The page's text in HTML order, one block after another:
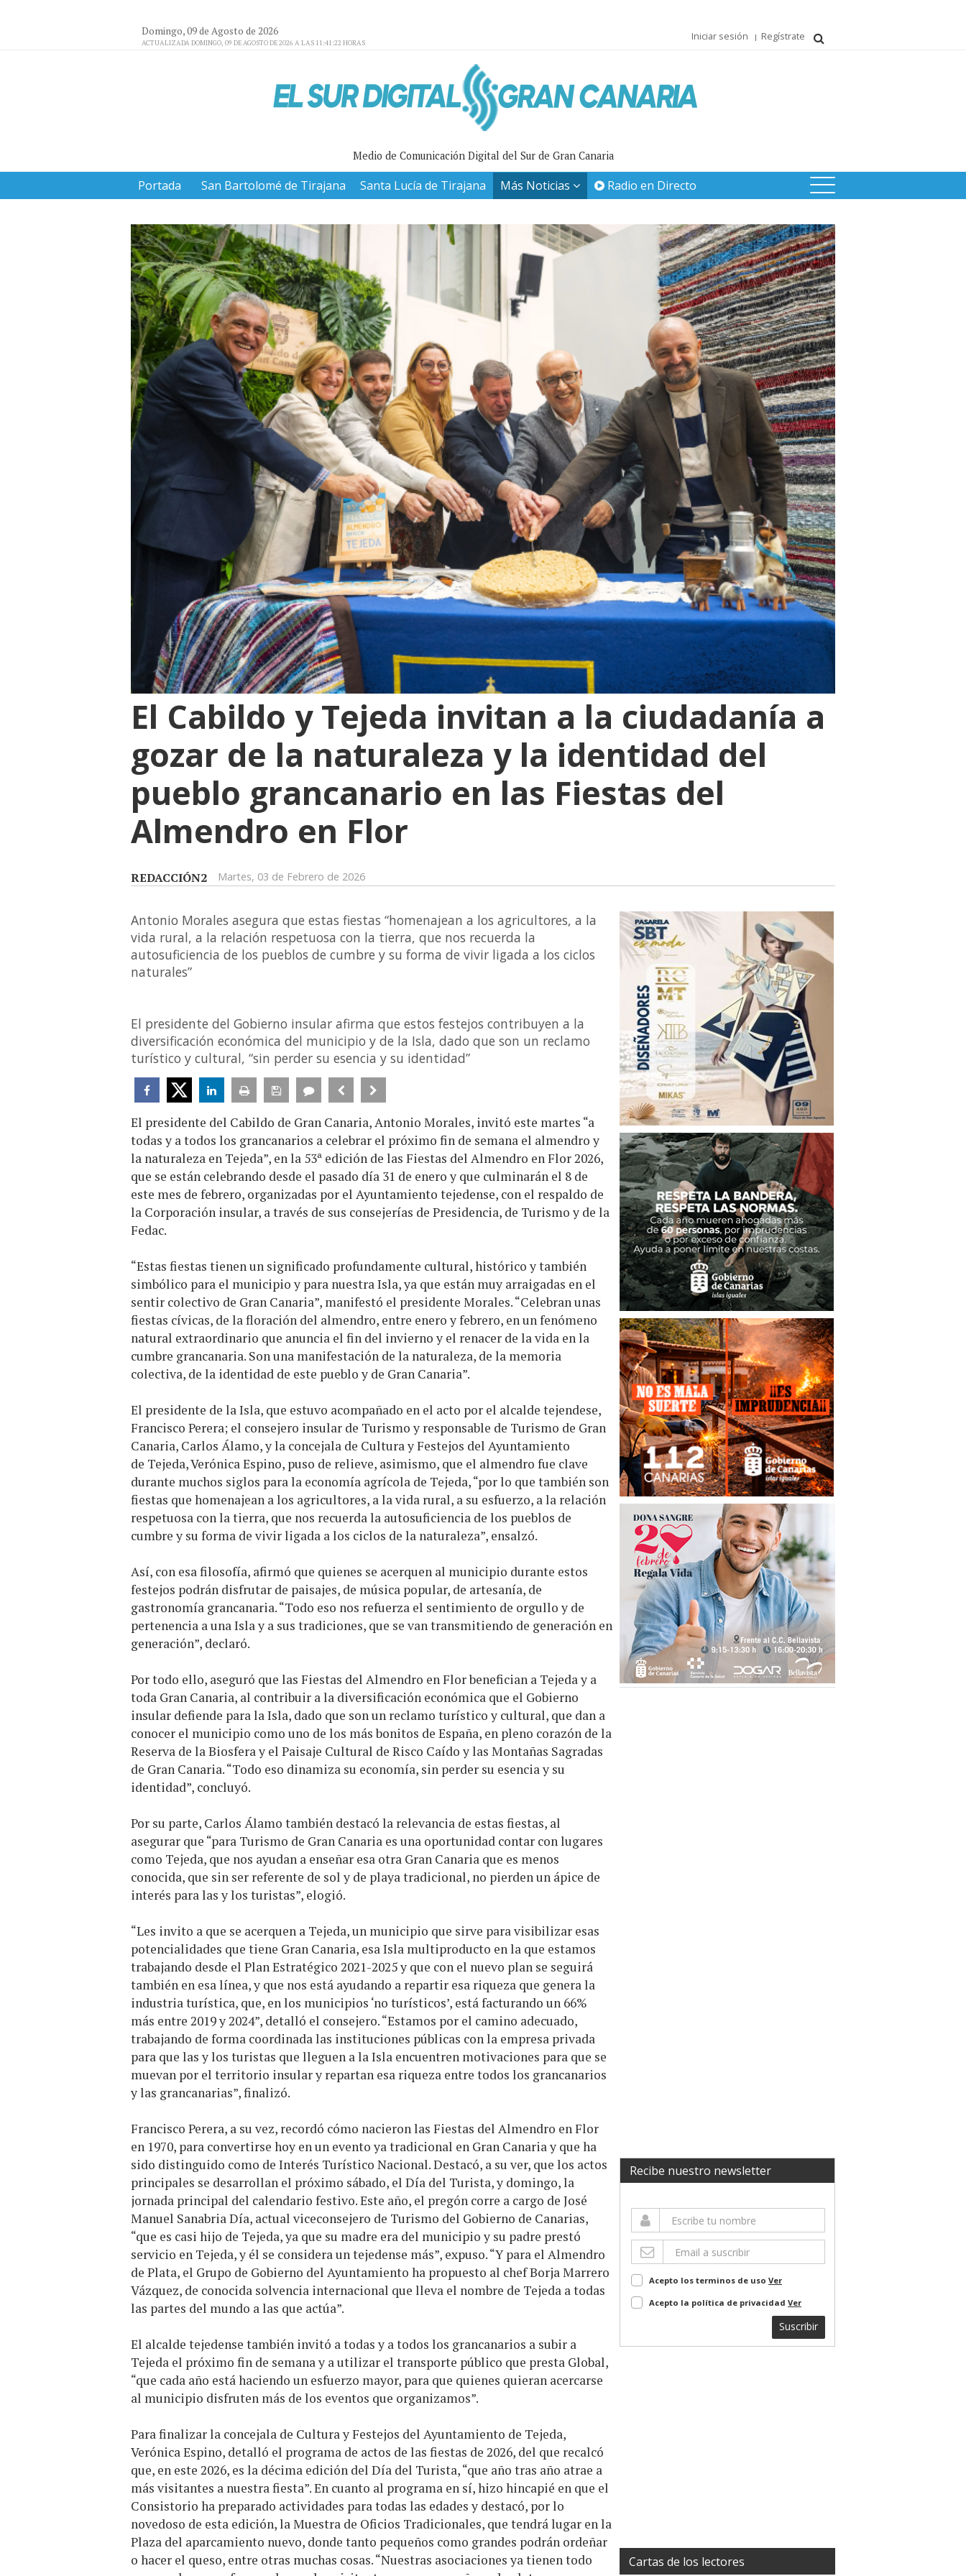
Domingo, 09 de Agosto de 2026
ACTUALIZADA DOMINGO, 09 DE AGOSTO DE 2026 A LAS 11:41:22 HORAS
Iniciar sesión Regístrate
Medio de Comunicación Digital del Sur de Gran Canaria
Portada San Bartolomé de Tirajana Santa Lucía de Tirajana Más Noticias Radio en Directo
El Cabildo y Tejeda invitan a la ciudadanía a
gozar de la naturaleza y la identidad del
pueblo grancanario en las Fiestas del
Almendro en Flor
REDACCIÓN2 Martes, 03 de Febrero de 2026
Antonio Morales asegura que estas fiestas “homenajean a los agricultores, a la
vida rural, a la relación respetuosa con la tierra, que nos recuerda la
autosuficiencia de los pueblos de cumbre y su forma de vivir ligada a los ciclos
naturales”
El presidente del Gobierno insular afirma que estos festejos contribuyen a la
diversificación económica del municipio y de la Isla, dado que son un reclamo
turístico y cultural, “sin perder su esencia y su identidad”
El presidente del Cabildo de Gran Canaria, Antonio Morales, invitó este martes “a
todas y a todos los grancanarios a celebrar el próximo fin de semana el almendro y
la naturaleza en Tejeda”, en la 53ª edición de las Fiestas del Almendro en Flor 2026,
que se están celebrando desde el pasado día 31 de enero y que culminarán el 8 de
este mes de febrero, organizadas por el Ayuntamiento tejedense, con el respaldo de
la Corporación insular, a través de sus consejerías de Presidencia, de Turismo y de la
Fedac.
“Estas fiestas tienen un significado profundamente cultural, histórico y también
simbólico para el municipio y para nuestra Isla, ya que están muy arraigadas en el
sentir colectivo de Gran Canaria”, manifestó el presidente Morales. “Celebran unas
fiestas cívicas, de la floración del almendro, entre enero y febrero, en un fenómeno
natural extraordinario que anuncia el fin del invierno y el renacer de la vida en la
cumbre grancanaria. Son una manifestación de la naturaleza, de la memoria
colectiva, de la identidad de este pueblo y de Gran Canaria”.
El presidente de la Isla, que estuvo acompañado en el acto por el alcalde tejendese,
Francisco Perera; el consejero insular de Turismo y responsable de Turismo de Gran
Canaria, Carlos Álamo, y la concejala de Cultura y Festejos del Ayuntamiento
de Tejeda, Verónica Espino, puso de relieve, asimismo, que el almendro fue clave
durante muchos siglos para la economía agrícola de Tejeda, “por lo que también son
fiestas que homenajean a los agricultores, a la vida rural, a su esfuerzo, a la relación
respetuosa con la tierra, que nos recuerda la autosuficiencia de los pueblos de
cumbre y su forma de vivir ligada a los ciclos de la naturaleza”, ensalzó.
Así, con esa filosofía, afirmó que quienes se acerquen al municipio durante estos
festejos podrán disfrutar de paisajes, de música popular, de artesanía, de
gastronomía grancanaria. “Todo eso nos refuerza el sentimiento de orgullo y de
pertenencia a una Isla y a sus tradiciones, que se van transmitiendo de generación en
generación”, declaró.
Por todo ello, aseguró que las Fiestas del Almendro en Flor benefician a Tejeda y a
toda Gran Canaria, al contribuir a la diversificación económica que el Gobierno
insular defiende para la Isla, dado que son un reclamo turístico y cultural, que dan a
conocer el municipio como uno de los más bonitos de España, en pleno corazón de la
Reserva de la Biosfera y el Paisaje Cultural de Risco Caído y las Montañas Sagradas
de Gran Canaria. “Todo eso dinamiza su economía, sin perder su esencia y su
identidad”, concluyó.
Por su parte, Carlos Álamo también destacó la relevancia de estas fiestas, al
asegurar que “para Turismo de Gran Canaria es una oportunidad contar con lugares
como Tejeda, que nos ayudan a enseñar esa otra Gran Canaria que es menos
conocida, que sin ser referente de sol y de playa tradicional, no pierden un ápice de
interés para las y los turistas”, elogió.
“Les invito a que se acerquen a Tejeda, un municipio que sirve para visibilizar esas
potencialidades que tiene Gran Canaria, esa Isla multiproducto en la que estamos
trabajando desde el Plan Estratégico 2021-2025 y que con el nuevo plan se seguirá
también en esa línea, y que nos está ayudando a repartir esa riqueza que genera la
industria turística, que, en los municipios ‘no turísticos’, está facturando un 66%
más entre 2019 y 2024”, detalló el consejero. “Estamos por el camino adecuado,
trabajando de forma coordinada las instituciones públicas con la empresa privada
para que las y los turistas que lleguen a la Isla encuentren motivaciones para que se
muevan por el territorio insular y repartan esa riqueza entre todos los grancanarios
y las grancanarias”, finalizó.
Francisco Perera, a su vez, recordó cómo nacieron las Fiestas del Almendro en Flor
en 1970, para convertirse hoy en un evento ya tradicional en Gran Canaria y que ha
sido distinguido como de Interés Turístico Nacional. Destacó, a su ver, que los actos
principales se desarrollan el próximo sábado, el Día del Turista, y domingo, la
jornada principal del calendario festivo. Este año, el pregón corre a cargo de José
Manuel Sanabria Día, actual viceconsejero de Turismo del Gobierno de Canarias,
“que es casi hijo de Tejeda, ya que su madre era del municipio y su padre prestó
servicio en Tejeda, y él se considera un tejedense más”, expuso. “Y para el Almendro
de Plata, el Grupo de Gobierno del Ayuntamiento ha propuesto al chef Borja Marrero
Vázquez, de conocida solvencia internacional que lleva el nombre de Tejeda a todas
las partes del mundo a las que actúa”.
El alcalde tejedense también invitó a todas y a todos los grancanarios a subir a
Tejeda el próximo fin de semana y a utilizar el transporte público que presta Global,
“que cada año está haciendo un esfuerzo mayor, para que quienes quieran acercarse
al municipio disfruten más de los eventos que organizamos”.
Para finalizar la concejala de Cultura y Festejos del Ayuntamiento de Tejeda,
Verónica Espino, detalló el programa de actos de las fiestas de 2026, del que recalcó
que, en este 2026, es la décima edición del Día del Turista, “que año tras año atrae a
más visitantes a nuestra fiesta”. En cuanto al programa en sí, hizo hincapié en que el
Consistorio ha preparado actividades para todas las edades y destacó, por lo
novedoso de esta edición, la Muestra de Oficios Tradicionales, que tendrá lugar en la
Plaza del aparcamiento nuevo, donde tanto pequeños como grandes podrán ordeñar
o hacer el queso, entre otras muchas cosas. “Nuestras asociaciones ya tienen todo
Recibe nuestro newsletter
Acepto los terminos de uso Ver
Acepto la política de privacidad Ver
Suscribir
Cartas de los lectores